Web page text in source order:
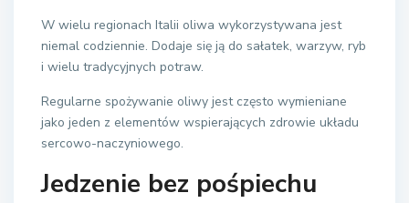
W wielu regionach Italii oliwa wykorzystywana jest
niemal codziennie. Dodaje się ją do sałatek, warzyw, ryb
i wielu tradycyjnych potraw.
Regularne spożywanie oliwy jest często wymieniane
jako jeden z elementów wspierających zdrowie układu
sercowo-naczyniowego.
Jedzenie bez pośpiechu